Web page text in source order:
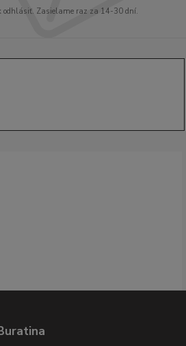
odhlásiť. Zasielame raz za 14-30 dní.